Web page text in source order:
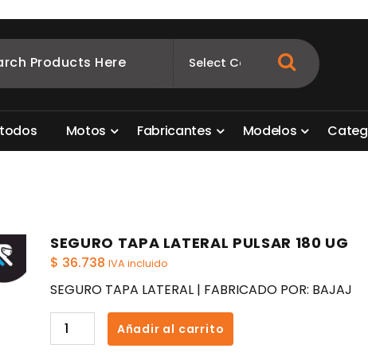
motos. Aquí está lo que necesitas
todos Motos Fabricantes Modelos Categ
SEGURO TAPA LATERAL PULSAR 180 UG
$ 36.738 IVA incluido
SEGURO TAPA LATERAL | FABRICADO POR: BAJAJ
SEGURO
TAPA
Añadir al carrito